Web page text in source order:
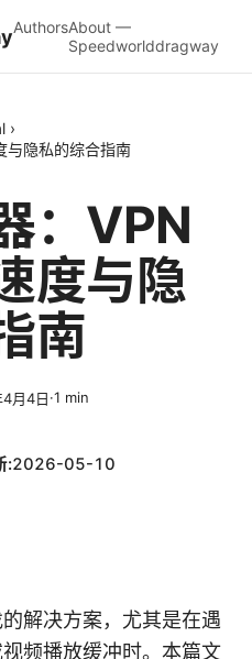
AuthorsAbout —
Speedworlddragway
›
与隐私的综合指南
：VPN
度与隐
南
月4日·1 min
:2026-05-10
解决方案，尤其是在遇
频播放缓冲时。本篇文